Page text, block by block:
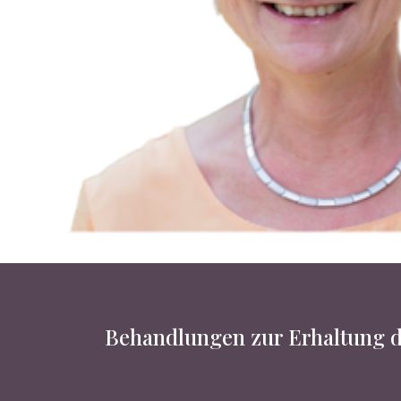
Behandlungen zur Erhaltung